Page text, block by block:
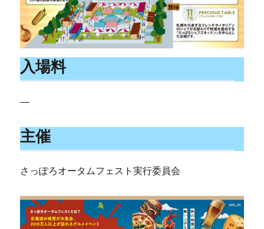
入場料
—
主催
さっぽろオータムフェスト実行委員会